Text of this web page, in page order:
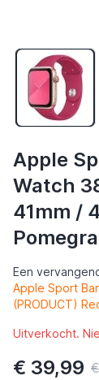
Apple
Watch
41mm /
Een
Apple Sport
(PRODUCT)
Uitverkocht.
€ 39,99